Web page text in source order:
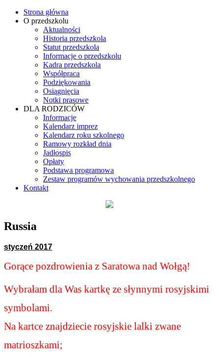
Strona główna
O przedszkolu
Aktualności
Historia przedszkola
Statut przedszkola
Informacje o przedszkolu
Kadra przedszkola
Współpraca
Podziękowania
Osiągnięcia
Notki prasowe
DLA RODZICÓW
Informacje
Kalendarz imprez
Kalendarz roku szkolnego
Ramowy rozkład dnia
Jadłospis
Opłaty
Podstawa programowa
Zestaw programów wychowania przedszkolnego
Kontakt
Russia
styczeń 2017
Gorące pozdrowienia z Saratowa nad Wołgą!
Wybrałam dla Was kartkę ze słynnymi rosyjskimi
symbolami.
Na kartce znajdziecie rosyjskie lalki zwane
matrioszkami;